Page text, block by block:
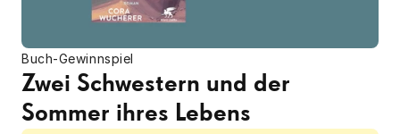
Buch-Gewinnspiel
Zwei Schwestern und der
Sommer ihres Lebens